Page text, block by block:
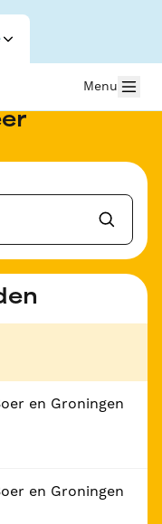
Menu
en Groningen
en Groningen